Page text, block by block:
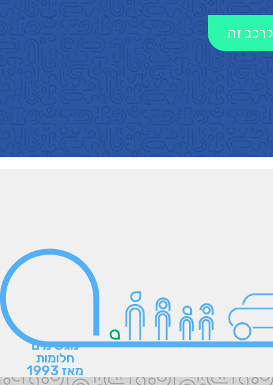
זה
מגשימים
חלומות
מאז 1993